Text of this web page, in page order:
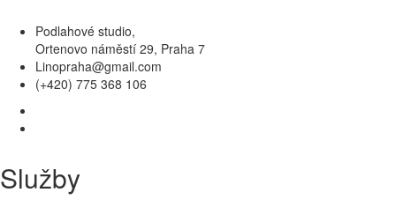
Podlahové studio,
Ortenovo náměstí 29, Praha 7
Linopraha@gmail.com
(+420) 775 368 106
Služby